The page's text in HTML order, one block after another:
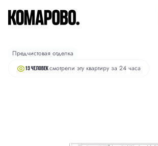
Студия35.4 м2
Предчистовая отделка
13 человексмотрели эту квартиру за 24 часа